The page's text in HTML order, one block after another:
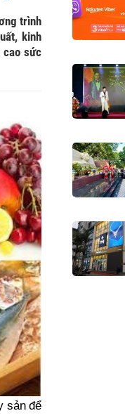
trình
kinh
cao sức
sản để